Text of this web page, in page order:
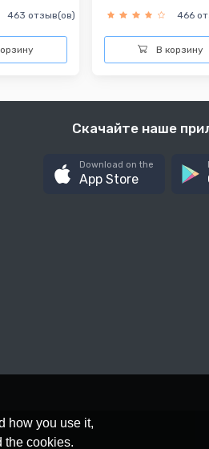
463 отзыв(ов) 466
В корзину
how you use it,
the cookies.
Скачайте наше
Download on the
App Store